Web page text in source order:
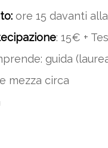
ore 15 davanti
: 15€ +
guida
mezza circa